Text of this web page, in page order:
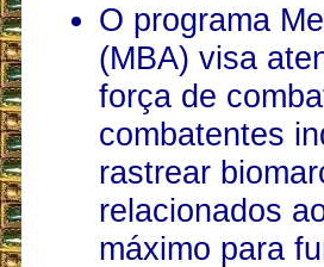
O programa
(MBA) visa
força de
combatentes
rastrear
relacionados
máximo para